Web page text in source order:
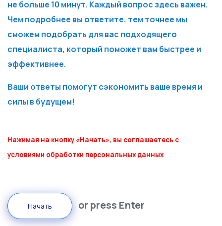
не больше 10 минут. Каждый вопрос здесь важен.
Чем подробнее вы ответите, тем точнее мы
сможем подобрать для вас подходящего
специалиста, который поможет вам быстрее и
эффективнее.
Ваши ответы помогут сэкономить ваше время и
силы в будущем!
Нажимая на кнопку «Начать», вы соглашаетесь с
условиями обработки персональных данных
Начать or press Enter